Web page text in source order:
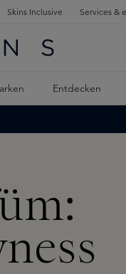
Skins Inclusive Services &
Entdecken